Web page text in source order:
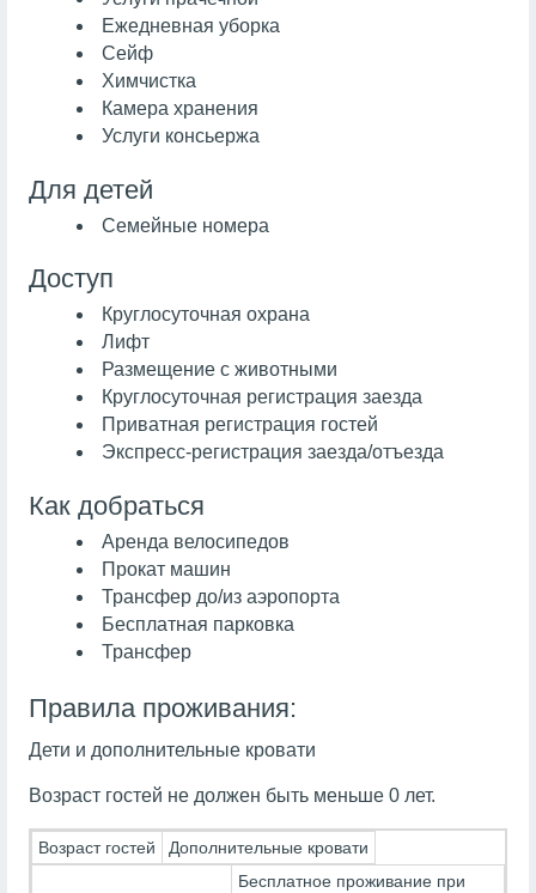
Ежедневная уборка
Сейф
Химчистка
Камера хранения
Услуги консьержа
Для детей
Семейные номера
Доступ
Круглосуточная охрана
Лифт
Размещение с животными
Круглосуточная регистрация заезда
Приватная регистрация гостей
Экспресс-регистрация заезда/отъезда
Как добраться
Аренда велосипедов
Прокат машин
Трансфер до/из аэропорта
Бесплатная парковка
Трансфер
Правила проживания:
Дети и дополнительные кровати
Возраст гостей не должен быть меньше 0 лет.
Возраст гостей Дополнительные кровати
Бесплатное проживание при